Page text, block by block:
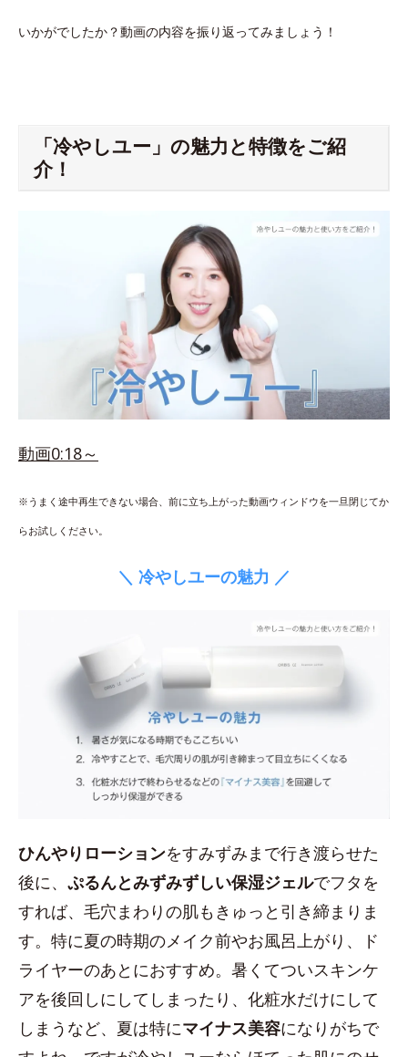
いかがでしたか？動画の内容を振り返ってみましょう！
「冷やしユー」の魅力と特徴をご紹
介！
動画0:18～
※うまく途中再生できない場合、前に立ち上がった動画ウィンドウを一旦閉じてか
らお試しください。
＼ 冷やしユーの魅力 ／
ひんやりローションをすみずみまで行き渡らせた
後に、 ぷるんとみずみずしい保湿ジェルでフタを
すれば、毛穴まわりの肌もきゅっと引き締まりま
す。特に夏の時期のメイク前やお風呂上がり、ド
ライヤーのあとにおすすめ。暑くてついスキンケ
アを後回しにしてしまったり、化粧水だけにして
しまうなど、夏は特にマイナス美容になりがちで